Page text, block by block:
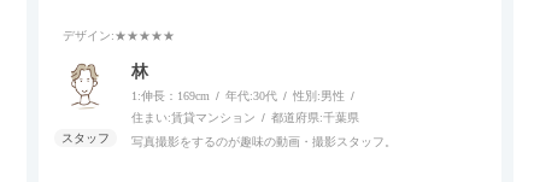
個人的にはコードレス＆充電式なので、コンセントの場所を気
にせず、好きな場所に置けるのが画期的に感じました。
デザイン:★★★★★
林
1:伸長：169cm 年代:30代 性別:男性
住まい:賃貸マンション 都道府県:千葉県
写真撮影をするのが趣味の動画・撮影スタッフ。